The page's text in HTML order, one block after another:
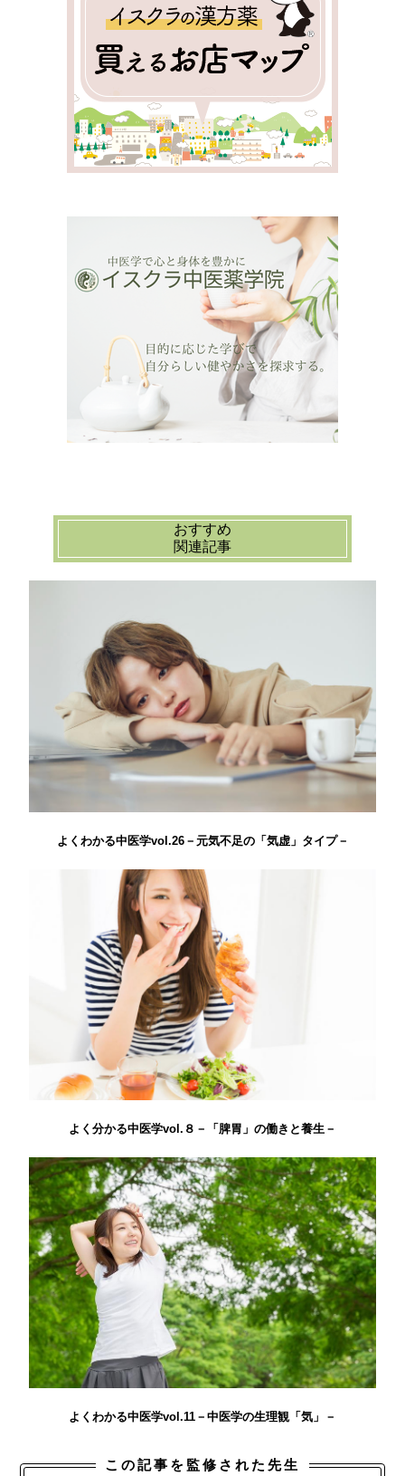
おすすめ
関連記事
よくわかる中医学vol.26－元気不足の「気虚」タイプ－
よく分かる中医学vol.８－「脾胃」の働きと養生－
よくわかる中医学vol.11－中医学の生理観「気」－
この記事を監修された先生